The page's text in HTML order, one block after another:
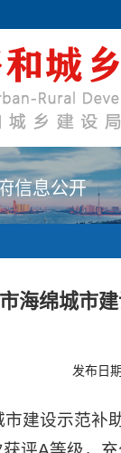
信息公开
海绵城市
发布日
建设示范补